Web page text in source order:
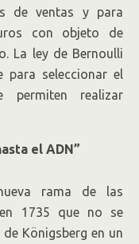
de ventas y para
con objeto de
La ley de Bernoulli
para seleccionar el
realizar
el ADN”
rama de las
1735 que no se
Königsberg en un